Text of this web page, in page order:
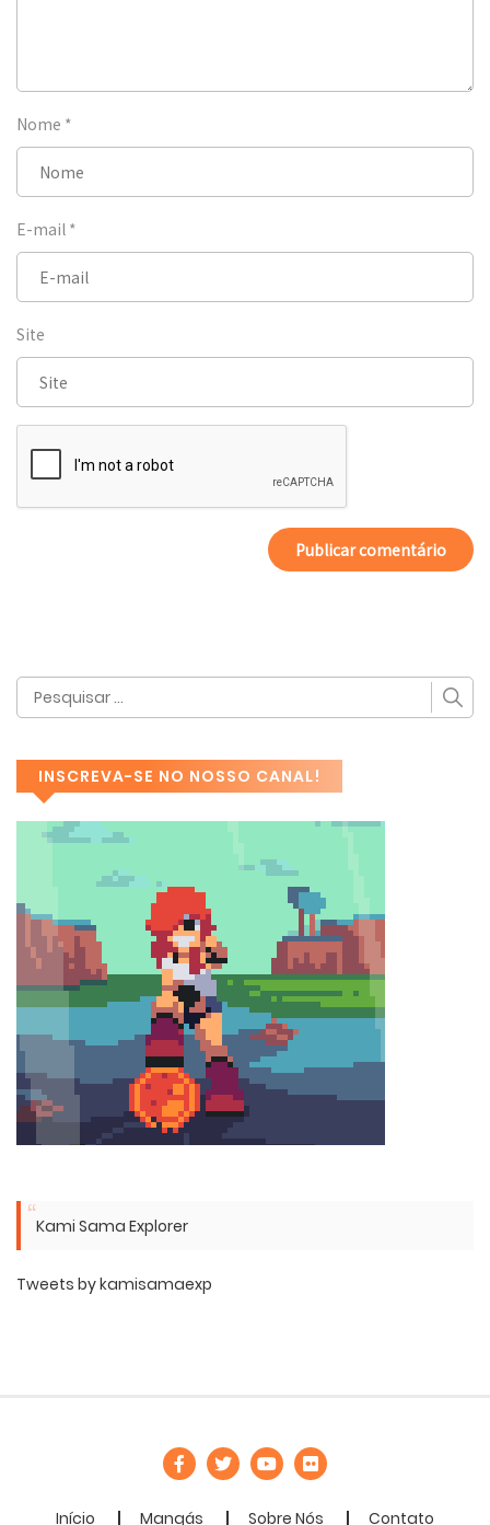
Nome *
E-mail *
Site
INSCREVA-SE NO NOSSO CANAL!
Kami Sama Explorer
Tweets by kamisamaexp
Início Mangás Sobre Nós Contato